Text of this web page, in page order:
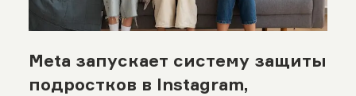
Meta запускает систему защиты
подростков в Instagram,